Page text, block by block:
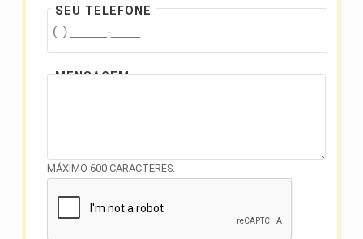
SEU TELEFONE
MENSAGEM
MÁXIMO 600 CARACTERES.